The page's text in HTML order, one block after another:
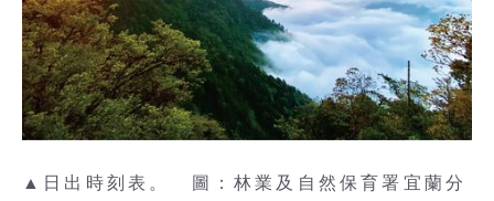
▲日出時刻表。 圖：林業及自然保育署宜蘭分